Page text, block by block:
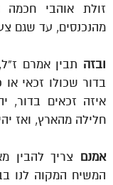
זולת אוהבי חכמה
מהנכנסים, עד שגם
ובזה תבין אמרם
בדור שכולו זכאי
איזה זכאים בדור,
חלילה מהארץ, ואז
אמנם צריך להבין
המשיח המקוה לנו